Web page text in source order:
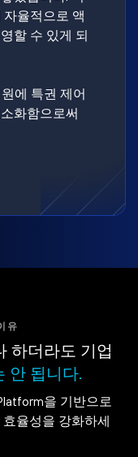
율적으로 액
할 수 있게 되
에 특권 제어
화함으로써
유
하더라도 기업
안 됩니다.
을 기반으로
율성을 강화하세